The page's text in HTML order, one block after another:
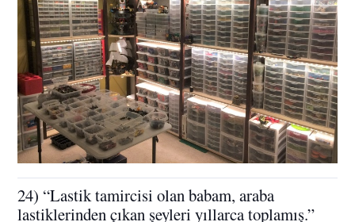
24) “Lastik tamircisi olan babam, araba
lastiklerinden çıkan şeyleri yıllarca toplamış.”